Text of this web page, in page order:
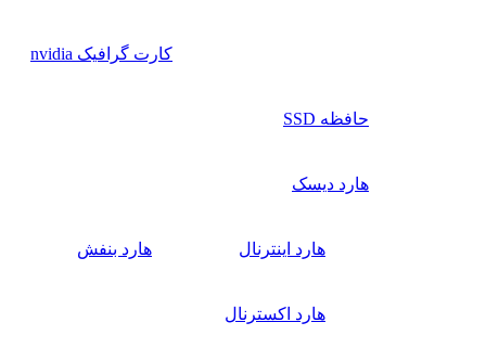
کارت گرافیک nvidia
حافظه SSD
هارد دیسک
هارد اینترنال هارد بنفش
هارد اکسترنال